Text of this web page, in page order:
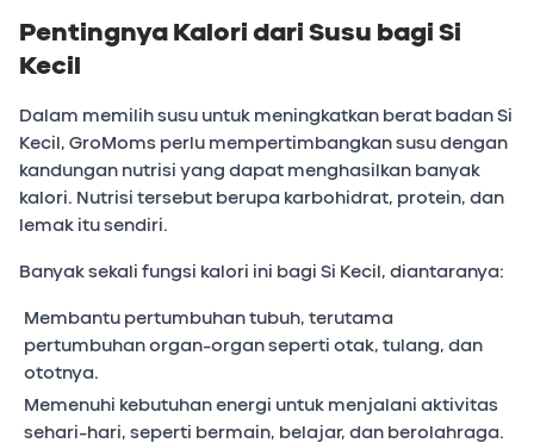
Pentingnya Kalori dari Susu bagi Si
Kecil
Dalam memilih susu untuk meningkatkan berat badan Si
Kecil, GroMoms perlu mempertimbangkan susu dengan
kandungan nutrisi yang dapat menghasilkan banyak
kalori. Nutrisi tersebut berupa karbohidrat, protein, dan
lemak itu sendiri.
Banyak sekali fungsi kalori ini bagi Si Kecil, diantaranya:
Membantu pertumbuhan tubuh, terutama
pertumbuhan organ-organ seperti otak, tulang, dan
ototnya.
Memenuhi kebutuhan energi untuk menjalani aktivitas
sehari-hari, seperti bermain, belajar, dan berolahraga.